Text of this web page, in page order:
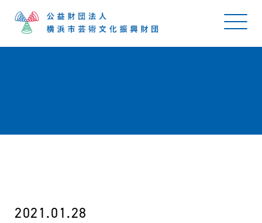
2021.01.28